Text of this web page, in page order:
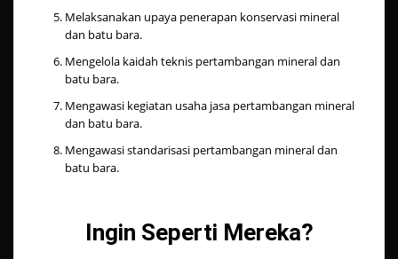
Melaksanakan upaya penerapan konservasi mineral
dan batu bara.
Mengelola kaidah teknis pertambangan mineral dan
batu bara.
Mengawasi kegiatan usaha jasa pertambangan mineral
dan batu bara.
Mengawasi standarisasi pertambangan mineral dan
batu bara.
Ingin Seperti Mereka?